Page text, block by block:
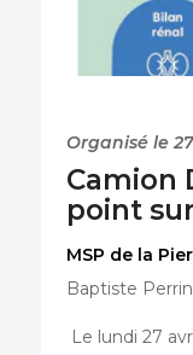
Organisé le
Camion
point
MSP de la
Baptiste
Le lundi 27